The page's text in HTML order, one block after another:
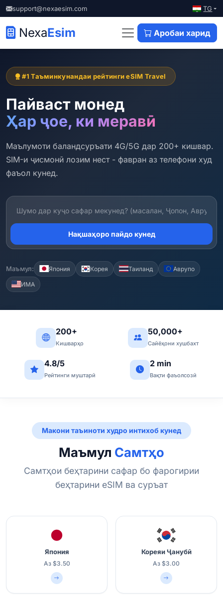
support@nexaesim.com TG
NexaEsim Аробаи харид
#1 Таъминкунандаи рейтинги eSIM Travel
Пайваст монед
Ҳар ҷое, ки меравӣ
Маълумоти баландсуръати 4G/5G дар 200+ кишвар.
SIM-и ҷисмонӣ лозим нест - фавран аз телефони худ
фаъол кунед.
Нақшаҳоро пайдо кунед
Маъмул: Япония Корея Таиланд Аврупо
ИМА
200+
Кишварҳо
50,000+
Сайёҳони хушбахт
4.8/5
Рейтинги муштарӣ
2 min
Вақти фаъолсозӣ
Макони таъиноти худро интихоб кунед
Маъмул Самтҳо
Самтҳои беҳтарини сафар бо фарогирии
беҳтарини eSIM ва суръат
Япония
Аз $3.50
Кореяи Ҷанубӣ
Аз $3.00